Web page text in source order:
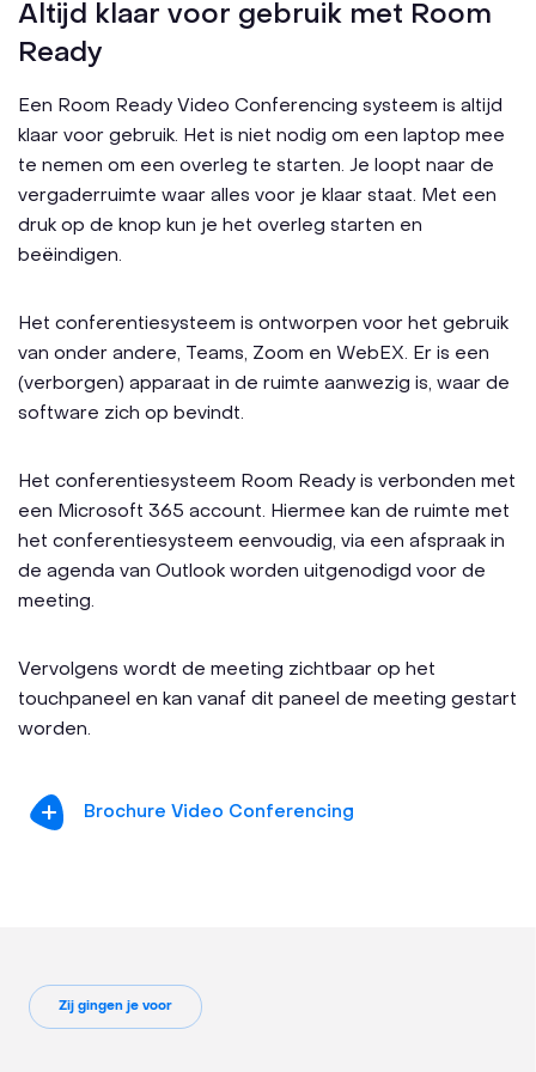
Altijd klaar voor gebruik met Room
Ready
Een Room Ready Video Conferencing systeem is altijd
klaar voor gebruik. Het is niet nodig om een laptop mee
te nemen om een overleg te starten. Je loopt naar de
vergaderruimte waar alles voor je klaar staat. Met een
druk op de knop kun je het overleg starten en
beëindigen.
Het conferentiesysteem is ontworpen voor het gebruik
van onder andere, Teams, Zoom en WebEX. Er is een
(verborgen) apparaat in de ruimte aanwezig is, waar de
software zich op bevindt.
Het conferentiesysteem Room Ready is verbonden met
een Microsoft 365 account. Hiermee kan de ruimte met
het conferentiesysteem eenvoudig, via een afspraak in
de agenda van Outlook worden uitgenodigd voor de
meeting.
Vervolgens wordt de meeting zichtbaar op het
touchpaneel en kan vanaf dit paneel de meeting gestart
worden.
Brochure Video Conferencing
Zij gingen je voor